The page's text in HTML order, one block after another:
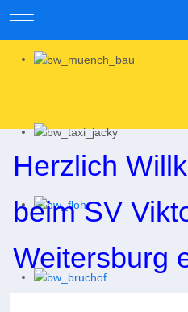
Mobile Menu Toggle
Herzlich
beim SV
Weitersburg